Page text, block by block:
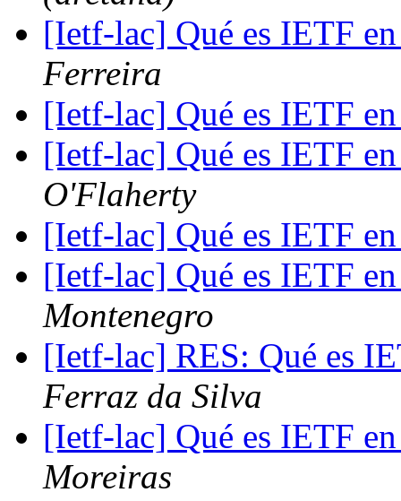
[Ietf-lac] Qué es IETF
Ferreira
[Ietf-lac] Qué es IETF
[Ietf-lac] Qué es IETF
O'Flaherty
[Ietf-lac] Qué es IETF
[Ietf-lac] Qué es IETF
Montenegro
[Ietf-lac] RES: Qué es
Ferraz da Silva
[Ietf-lac] Qué es IETF
Moreiras